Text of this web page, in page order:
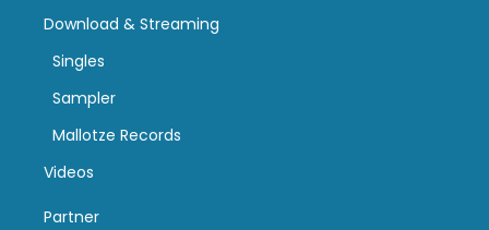
Download & Streaming
Singles
Sampler
Mallotze Records
Videos
Partner